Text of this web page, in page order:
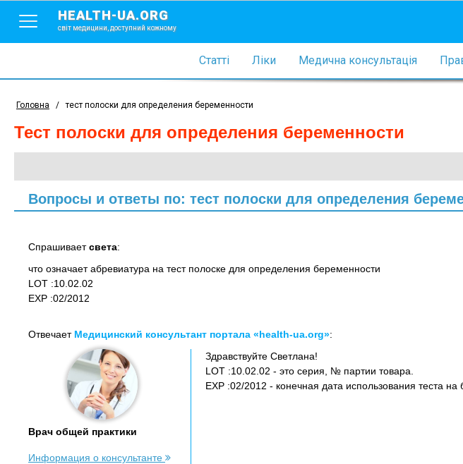
HEALTH-UA.ORG
світ медицини, доступний кожному
Статті Ліки Медична консультація
Головна / тест полоски для определения беременности
тест полоски для определения беременности
Вопросы и ответы по: тест полоски для определения
Спрашиваетсвета:
что означает абревиатура на тест полоске для определения беременности
LOT :10.02.02
EXP :02/2012
Отвечает Медицинский консультант портала «health-ua.org»:
Врач общей практики
Информация о консультанте
Здравствуйте Светлана!
LOT :10.02.02 - это серия, № партии товара.
EXP :02/2012 - конечная дата использования теста на